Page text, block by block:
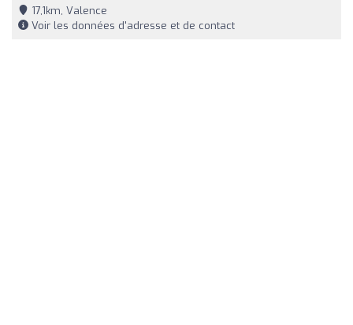
17,1km, Valence
Voir les données d'adresse et de contact